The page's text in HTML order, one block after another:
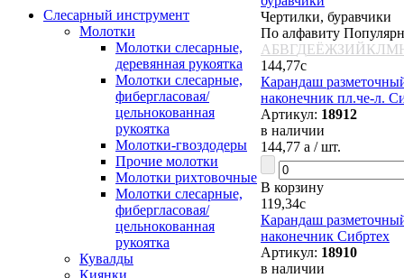
Слесарный инструмент
Молотки
Молотки слесарные,
деревянная рукоятка
Молотки слесарные,
фибергласовая/
цельнокованная
рукоятка
Молотки-гвоздодеры
Прочие молотки
Молотки рихтовочные
Молотки слесарные,
фибергласовая/
цельнокованная
рукоятка
Кувалды
Киянки
Чертилки, буравчики
По алфавиту
АБВГДЕЁЖЗИЙКЛМ
144,77c
Карандаш
наконечник пл.че-л.
Артикул: 18912
в наличии
144,77 a / шт.
В корзину
119,34c
Карандаш
наконечник Сибртех
Артикул: 18910
в наличии